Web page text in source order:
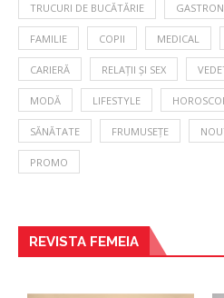
TRUCURI DE BUCĂTĂRIE
FAMILIE COPII MEDICAL
CARIERĂ RELAȚII ȘI SEX
MODĂ LIFESTYLE
SĂNĂTATE FRUMUSEȚE
PROMO
REVISTA FEMEIA